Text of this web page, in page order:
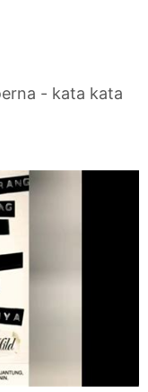
- kata kata